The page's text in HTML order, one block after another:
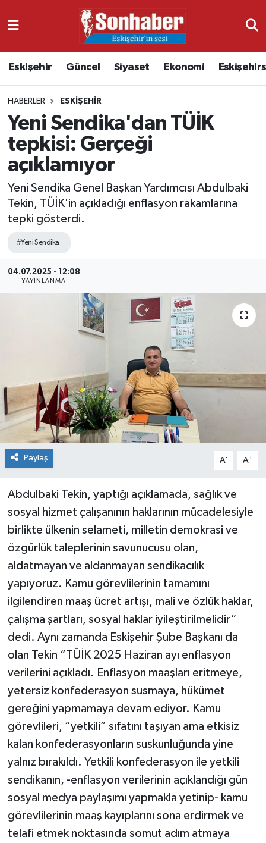
Eskişehir Güncel Siyaset Ekonomi
HABERLER ESKIŞEHIR
Yeni Sendika'dan TÜİK
tepkisi: Gerçeği
açıklamıyor
Yeni Sendika Genel Başkan Yardımcısı Abdulbaki
Tekin, TÜİK'in açıkladığı enflasyon rakamlarına
tepki gösterdi.
#Yeni Sendika
04.07.2025 - 12:08
YAYINLANMA
Paylaş A- A+
Abdulbaki Tekin, yaptığı açıklamada, sağlık ve
sosyal hizmet çalışanının haklarının mücadelesiyle
birlikte ülkenin selameti, milletin demokrasi ve
özgürlük taleplerinin savunucusu olan,
aldatmayan ve aldanmayan sendikacılık
yapıyoruz. Kamu görevlilerinin tamamını
ilgilendiren maaş ücret artışı, mali ve özlük haklar,
çalışma şartları, sosyal haklar iyileştirilmelidir”
dedi. Aynı zamanda Eskişehir Şube Başkanı da
olan Tekin “TÜİK 2025 Haziran ayı enflasyon
verilerini açıkladı. Enflasyon maaşları eritmeye,
yetersiz konfederasyon susmaya, hükümet
gereğini yapmamaya devam ediyor. Kamu
görevlileri, “yetkili” sıfatını taşıyan ama etkisiz
kalan konfederasyonların suskunluğunda yine
yalnız bırakıldı. Yetkili konfederasyon ile yetkili
sendikanın, -enflasyon verilerinin açıklandığı gün
sosyal medya paylaşımı yapmakla yetinip- kamu
görevlilerinin maaş kayıplarını sona erdirmek ve
telafi etmek noktasında somut adım atmaya
Ekonomi
Güncel
Kültür & Sanat
Magazin
Resmi İlanlar
Nöbetçi Eczaneler
Namaz Vakitleri
Trafik Durumu
Süper Lig Puan Durumu ve Fikstür
Tüm Manşetler
Son Dakika Haberleri